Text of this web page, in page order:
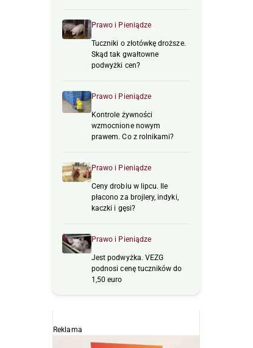
Prawo i Pieniądze
Tuczniki o złotówkę droższe.
Skąd tak gwałtowne
podwyżki cen?
Prawo i Pieniądze
Kontrole żywności
wzmocnione nowym
prawem. Co z rolnikami?
Prawo i Pieniądze
Ceny drobiu w lipcu. Ile
płacono za brojlery, indyki,
kaczki i gęsi?
Prawo i Pieniądze
Jest podwyżka. VEZG
podnosi cenę tuczników do
1,50 euro
Reklama